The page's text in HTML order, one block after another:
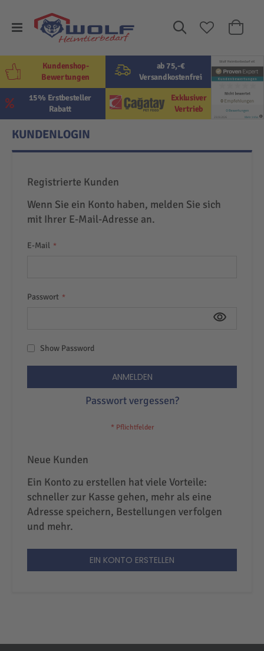
Suche
Mein
ab 75,-€
Versandkostenfrei
Exklusiver
Vertrieb
15% Erstbesteller
Rabatt
Kundenshop-
Bewertungen
KUNDENLOGIN
Registrierte Kunden
Wenn Sie ein Konto haben, melden Sie sich
mit Ihrer E-Mail-Adresse an.
E-Mail
Passwort
Show Password
ANMELDEN
Passwort vergessen?
Neue Kunden
Ein Konto zu erstellen hat viele Vorteile:
schneller zur Kasse gehen, mehr als eine
Adresse speichern, Bestellungen verfolgen
und mehr.
EIN KONTO ERSTELLEN